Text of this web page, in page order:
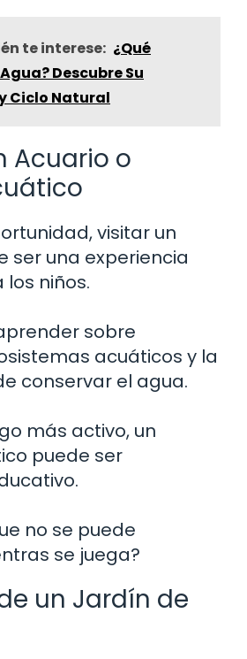
te interese: ¿Qué
Descubre Su
Ciclo Natural
Acuario o
visitar un
ser una experiencia
niños.
sobre
acuáticos y la
conservar el agua.
más activo, un
puede ser
no se puede
se juega?
un Jardín de